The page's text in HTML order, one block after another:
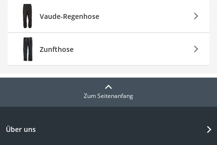
Vaude-Regenhose
Zunfthose
Zum Seitenanfang
Über uns